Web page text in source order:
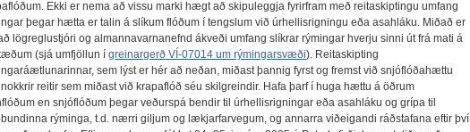
Ekki er nema að vissu marki hægt að skipuleggja fyrirfram með reitaskiptingu umfang
þegar hætta er talin á slíkum flóðum í tengslum við úrhellisrigningu eða asahláku. Miðað er
lögreglustjóri og almannavarnanefnd ákveði umfang slíkrar rýmingar hverju sinni út frá mati á
(sjá umfjöllun í greinargerð VÍ-07014 um rýmingarsvæði). Reitaskipting
sem lýst er hér að neðan, miðast þannig fyrst og fremst við snjóflóðahættu
reitir sem miðast við krapaflóð séu skilgreindir. Hafa þarf í huga hættu á öðrum
en snjóflóðum þegar veðurspá bendir til úrhellisrigningar eða asahláku og grípa til
rýminga, t.d. nærri giljum og lækjarfarvegum, og annarra viðeigandi ráðstafana eftir því